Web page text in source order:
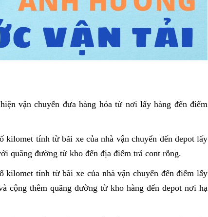
vận chuyển đưa hàng hóa từ nơi lấy hàng đến điểm
kilomet tính từ bãi xe của nhà vận chuyển đến depot lấy
quãng đường từ kho đến địa điểm trả cont rỗng.
kilomet tính từ bãi xe của nhà vận chuyển đến điểm lấy
cộng thêm quãng đường từ kho hàng đến depot nơi hạ